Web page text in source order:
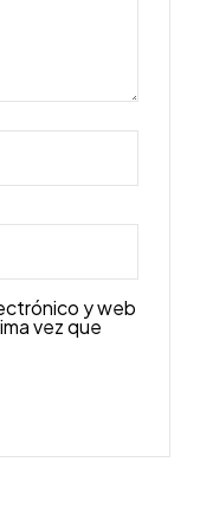
y web
vez que